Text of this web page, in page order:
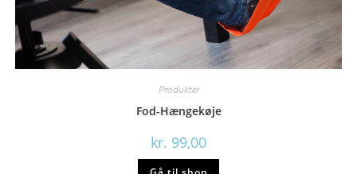
Produkter
Fod-Hængekøje
kr. 99,00